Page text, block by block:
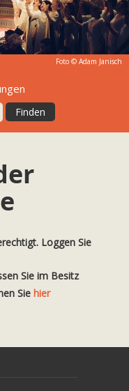
Foto © Adam Janisch
Loggen Sie
Sie im Besitz
Sie hier